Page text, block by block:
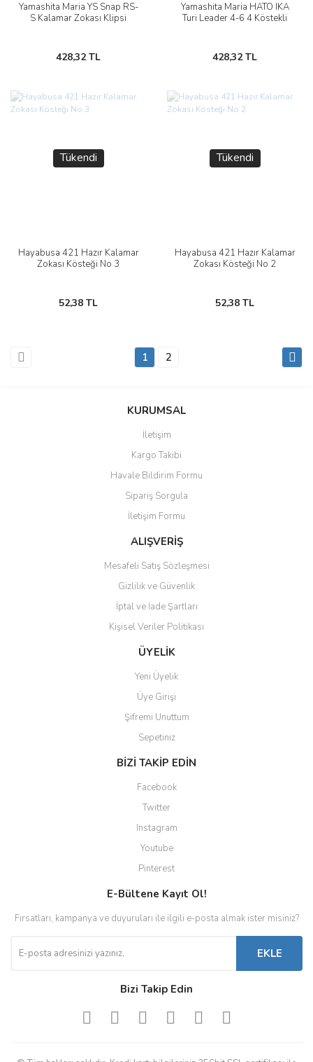
Yamashita Maria YS Snap RS-
S Kalamar Zokası Klipsi
428,32 TL
Yamashita Maria HATO IKA
Turi Leader 4-6 4 Köstekli
428,32 TL
Tükendi
Hayabusa 421 Hazır Kalamar
Zokası Kösteği No 3
52,38 TL
Tükendi
Hayabusa 421 Hazır Kalamar
Zokası Kösteği No 2
52,38 TL
1 2
KURUMSAL
İletişim
Kargo Takibi
Havale Bildirim Formu
Sipariş Sorgula
İletişim Formu
ALIŞVERİŞ
Mesafeli Satış Sözleşmesi
Gizlilik ve Güvenlik
İptal ve İade Şartları
Kişisel Veriler Politikası
ÜYELİK
Yeni Üyelik
Üye Girişi
Şifremi Unuttum
Sepetiniz
BİZİ TAKİP EDİN
Facebook
Twitter
Instagram
Youtube
Pinterest
E-Bültene Kayıt Ol!
Fırsatları, kampanya ve duyuruları ile ilgili e-posta almak ister misiniz?
EKLE
Bizi Takip Edin